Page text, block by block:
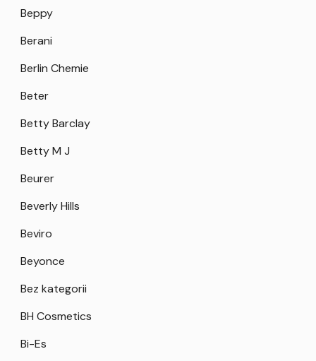
Beppy
Berani
Berlin Chemie
Beter
Betty Barclay
Betty M J
Beurer
Beverly Hills
Beviro
Beyonce
Bez kategorii
BH Cosmetics
Bi-Es